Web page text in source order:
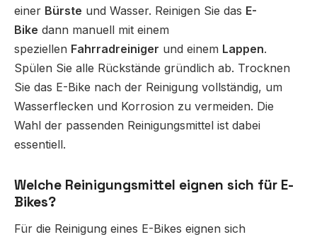
einer Bürste und Wasser. Reinigen Sie das E-
Bike dann manuell mit einem
speziellen Fahrradreiniger und einem Lappen.
Spülen Sie alle Rückstände gründlich ab. Trocknen
Sie das E-Bike nach der Reinigung vollständig, um
Wasserflecken und Korrosion zu vermeiden. Die
Wahl der passenden Reinigungsmittel ist dabei
essentiell.
Welche Reinigungsmittel eignen sich für E-
Bikes?
Für die Reinigung eines E-Bikes eignen sich